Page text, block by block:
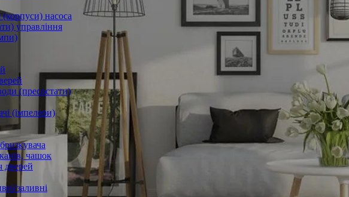
насоса
управління
(пресостати)
(імпелери)
чашок
дверей
заливні